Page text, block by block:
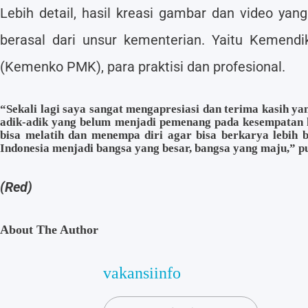
Lebih detail, hasil kreasi gambar dan video
berasal dari unsur kementerian. Yaitu
(Kemenko PMK), para praktisi dan profesional.
“Sekali lagi saya sangat mengapresiasi dan terima kasih
adik-adik yang belum menjadi pemenang pada
bisa melatih dan menempa diri agar bisa berkarya lebih
Indonesia menjadi bangsa yang besar, bangsa yang maju,”
(Red)
About The Author
vakansiinfo